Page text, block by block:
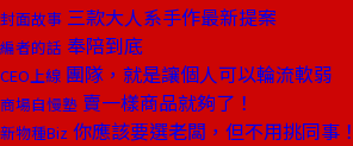
封面故事 三款大人系手作最新提案
編者的話 奉陪到底
CEO上線 團隊，就是讓個人可以輪流軟弱
商場自慢塾 賣一樣商品就夠了！
新物種Biz 你應該要選老闆，但不用挑同事！